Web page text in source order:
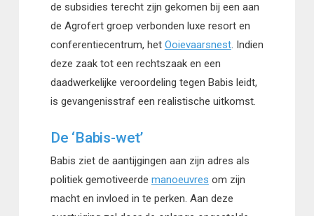
de subsidies terecht zijn gekomen bij een aan
de Agrofert groep verbonden luxe resort en
conferentiecentrum, het Ooievaarsnest. Indien
deze zaak tot een rechtszaak en een
daadwerkelijke veroordeling tegen Babis leidt,
is gevangenisstraf een realistische uitkomst.
De ‘Babis-wet’
Babis ziet de aantijgingen aan zijn adres als
politiek gemotiveerde manoeuvres om zijn
macht en invloed in te perken. Aan deze